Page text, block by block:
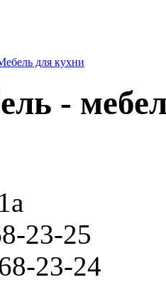
для кухни
-
23-25
23-24